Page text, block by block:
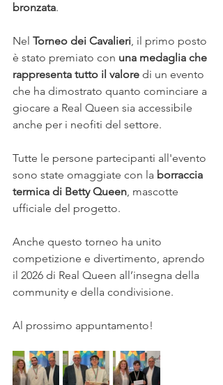
bronzata.
Nel Torneo dei Cavalieri, il primo posto
è stato premiato con una medaglia che
rappresenta tutto il valore di un evento
che ha dimostrato quanto cominciare a
giocare a Real Queen sia accessibile
anche per i neofiti del settore.
Tutte le persone partecipanti all'evento
sono state omaggiate con la borraccia
termica di Betty Queen, mascotte
ufficiale del progetto.
Anche questo torneo ha unito
competizione e divertimento, aprendo
il 2026 di Real Queen all’insegna della
community e della condivisione.
Al prossimo appuntamento!